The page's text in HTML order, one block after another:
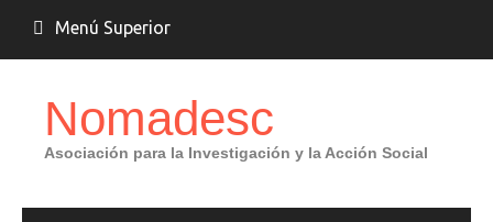
contenido
Menú Superior
Nomadesc
Asociación para la Investigación y la Acción Social